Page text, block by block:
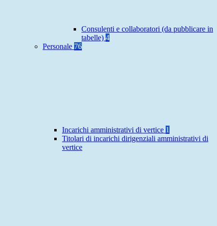
Consulenti e collaboratori (da pubblicare in
tabelle) 4
Personale 76
Incarichi amministrativi di vertice 1
Titolari di incarichi dirigenziali amministrativi di
vertice